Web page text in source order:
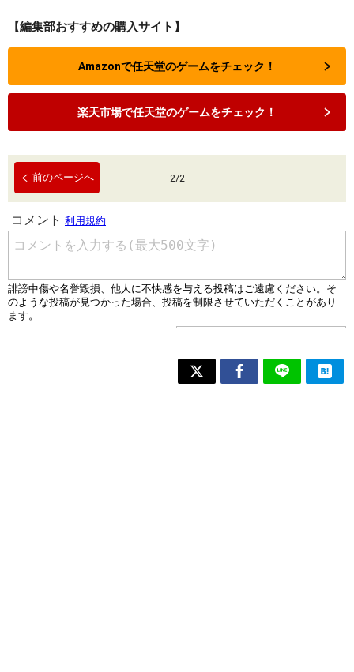
【編集部おすすめの購入サイト】
Amazonで任天堂のゲームをチェック！
楽天市場で任天堂のゲームをチェック！
前のページへ 2/2